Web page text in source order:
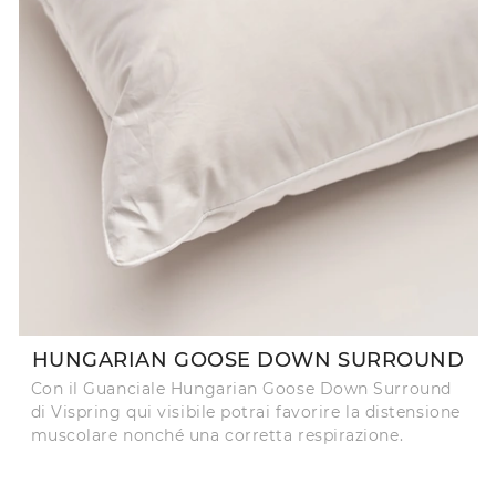
HUNGARIAN GOOSE DOWN SURROUND
Con il Guanciale Hungarian Goose Down Surround
di Vispring qui visibile potrai favorire la distensione
muscolare nonché una corretta respirazione.